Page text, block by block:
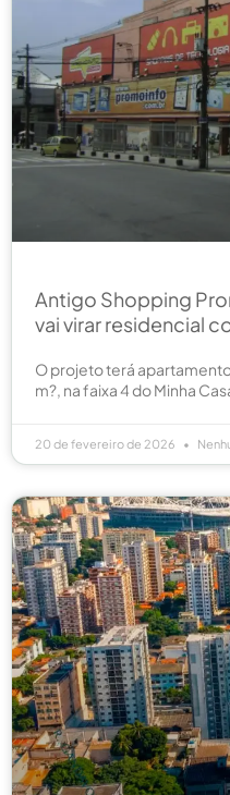
Antigo Shopping
vai virar residencial
O projeto terá
m?, na faixa 4 do Minha
20 de fevereiro de 2026